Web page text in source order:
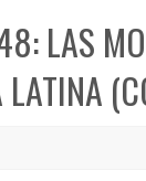
LAS
LATINA